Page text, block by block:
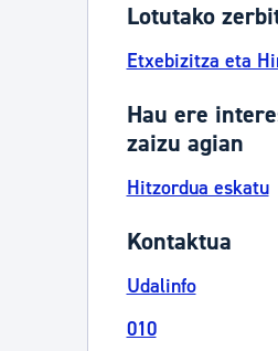
eta bizikidetzaLotutako
Etxebizitza eta
Hau ere
zaizu agian
Hitzordua eskatu
Kontaktua
Udalinfo
010